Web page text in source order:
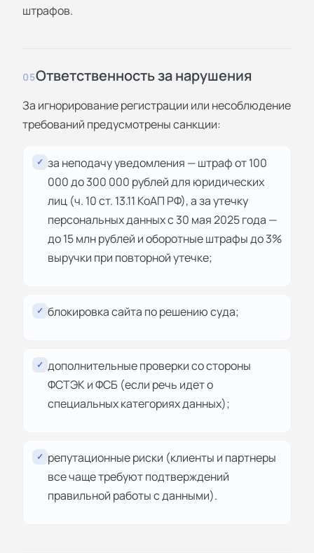
штрафов.
05Ответственность за нарушения
За игнорирование регистрации или несоблюдение
требований предусмотрены санкции:
✓ за неподачу уведомления — штраф от 100
000 до 300 000 рублей для юридических
лиц (ч. 10 ст. 13.11 КоАП РФ), а за утечку
персональных данных с 30 мая 2025 года —
до 15 млн рублей и оборотные штрафы до 3%
выручки при повторной утечке;
✓ блокировка сайта по решению суда;
✓ дополнительные проверки со стороны
ФСТЭК и ФСБ (если речь идет о
специальных категориях данных);
✓ репутационные риски (клиенты и партнеры
все чаще требуют подтверждений
правильной работы с данными).